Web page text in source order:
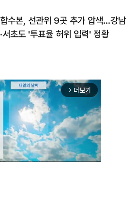
합수본, 선관위 9곳 추가 압색…강남
·서초도 '투표율 허위 입력' 정황
arrow_forward_ios 더보기